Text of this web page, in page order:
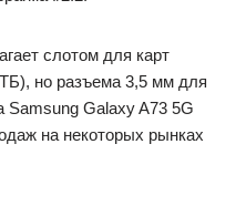
слотом для карт
но разъема 3,5 мм для
Samsung Galaxy A73 5G
на некоторых рынках